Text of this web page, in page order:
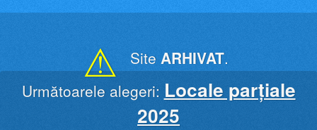
⚠ Site ARHIVAT.
Următoarele alegeri: Locale parțiale
2025